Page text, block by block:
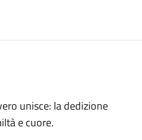
unisce: la dedizione
e cuore.